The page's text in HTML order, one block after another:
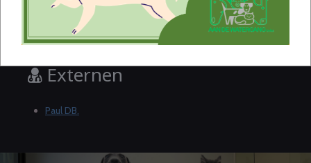
Vienna DP.
Isabelle F.
Externen
Paul DB.